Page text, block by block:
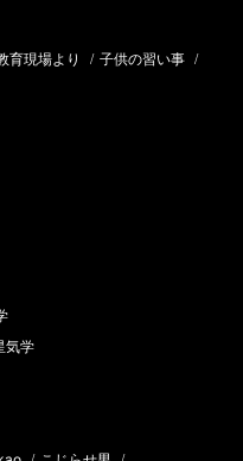
育現場より / 子供の習い事 /
気学